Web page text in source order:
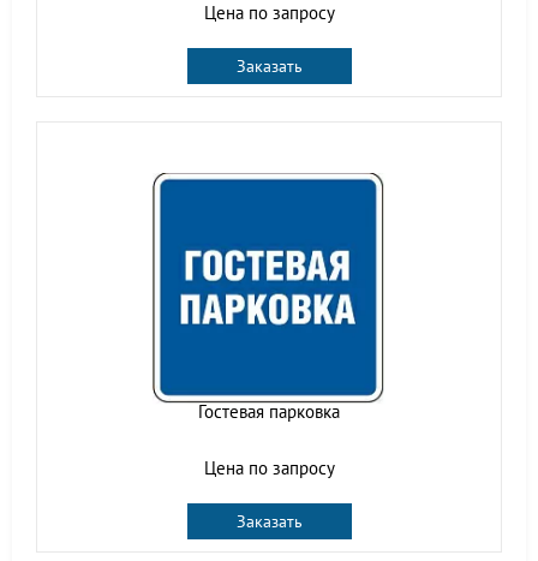
Цена по запросу
Заказать
Гостевая парковка
Цена по запросу
Заказать